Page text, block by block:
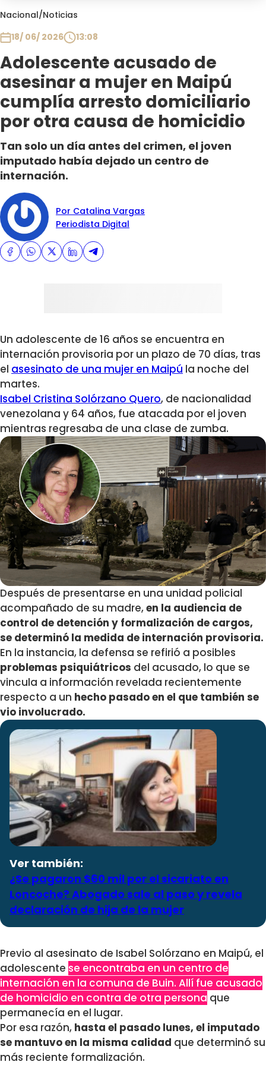
Nacional/Noticias
18/ 06/ 2026
13:08
Adolescente acusado de
asesinar a mujer en Maipú
cumplía arresto domiciliario
por otra causa de homicidio
Tan solo un día antes del crimen, el joven
imputado había dejado un centro de
internación.
Por Catalina Vargas
Periodista Digital
Un adolescente de 16 años se encuentra en
internación provisoria por un plazo de 70 días, tras
el asesinato de una mujer en Maipú la noche del
martes.
Isabel Cristina Solórzano Quero, de nacionalidad
venezolana y 64 años, fue atacada por el joven
mientras regresaba de una clase de zumba.
Después de presentarse en una unidad policial
acompañado de su madre,en la audiencia de
control de detención y formalización de cargos,
se determinó la medida de internación provisoria.
En la instancia, la defensa se refirió a posibles
problemas psiquiátricos del acusado, lo que se
vincula a información revelada recientemente
respecto a un hecho pasado en el que también se
vio involucrado.
Ver también:
¿Se pagaron $60 mil por el sicariato en
Loncoche? Abogado sale al paso y revela
declaración de hija de la mujer
Previo al asesinato de Isabel Solórzano en Maipú, el
adolescente se encontraba en un centro de
internación en la comuna de Buin. Allí fue acusado
de homicidio en contra de otra persona que
permanecía en el lugar.
Por esa razón, hasta el pasado lunes, el imputado
se mantuvo en la misma calidad que determinó su
más reciente formalización.
Club De La Comedia
Plan Perfecto
El Tiempo
Sabingo
Todos Los Programas